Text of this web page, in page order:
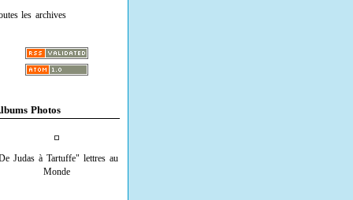
les archives
Photos
Judas à Tartuffe" lettres au
Monde